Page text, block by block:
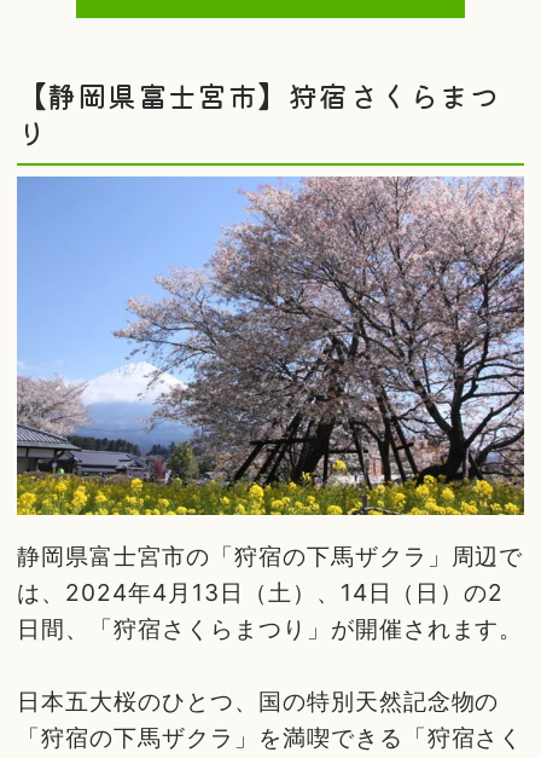
【静岡県富士宮市】狩宿さくらまつ
り
静岡県富士宮市の「狩宿の下馬ザクラ」周辺で
は、2024年4月13日（土）、14日（日）の2
日間、「狩宿さくらまつり」が開催されます。
日本五大桜のひとつ、国の特別天然記念物の
「狩宿の下馬ザクラ」を満喫できる「狩宿さく